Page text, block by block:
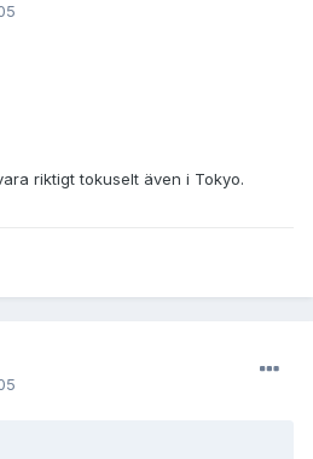
riktigt tokuselt även i Tokyo.